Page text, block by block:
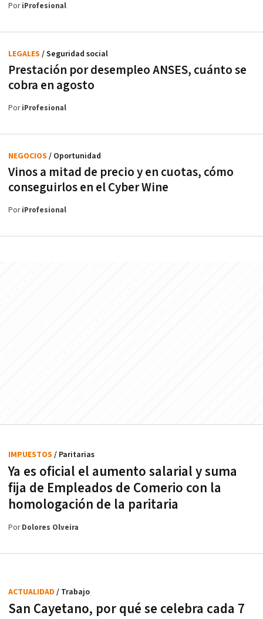
PoriProfesional
Prestación por desempleo ANSES, cuánto se
cobra en agosto
LEGALES / Seguridad social
PoriProfesional
Vinos a mitad de precio y en cuotas, cómo
conseguirlos en el Cyber Wine
NEGOCIOS / Oportunidad
PoriProfesional
Ya es oficial el aumento salarial y suma
fija de Empleados de Comerio con la
homologación de la paritaria
IMPUESTOS / Paritarias
PorDolores Olveira
San Cayetano, por qué se celebra cada 7
ACTUALIDAD / Trabajo